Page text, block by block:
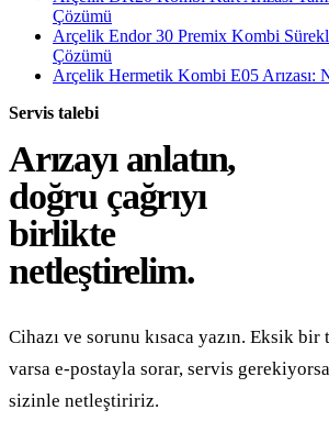
Çözümü
Arçelik Endor 30 Premix Kombi
Çözümü
Arçelik Hermetik Kombi E05 Arızası:
Servis talebi
Arızayı anlatın,
doğru çağrıyı
birlikte
netleştirelim.
Cihazı ve sorunu kısaca yazın. Eksik
varsa e-postayla sorar, servis
sizinle netleştiririz.